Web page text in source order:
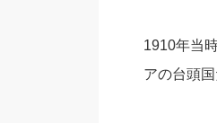
1910年当
アの台頭国